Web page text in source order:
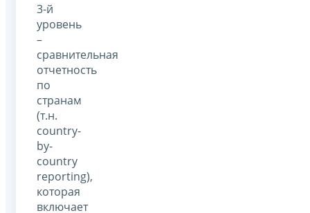
3-й
уровень
–
сравнительная
отчетность
по
странам
(т.н.
country-
by-
country
reporting),
которая
включает